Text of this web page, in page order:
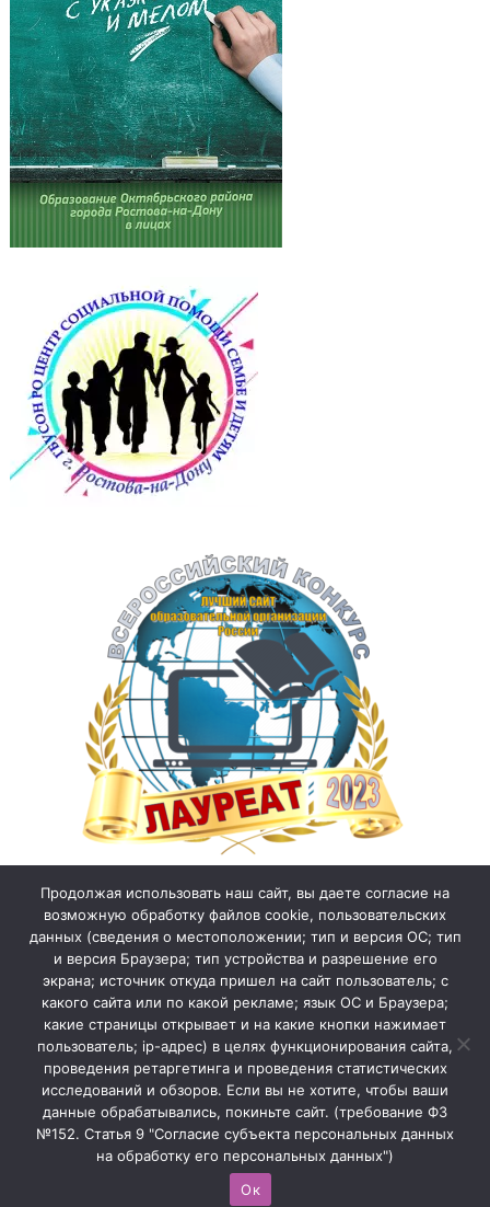
Официальный сайт МБОУ «Школа №75»
Продолжая использовать наш сайт, вы даете согласие на
возможную обработку файлов cookie, пользовательских
данных (сведения о местоположении; тип и версия ОС; тип
и версия Браузера; тип устройства и разрешение его
экрана; источник откуда пришел на сайт пользователь; с
какого сайта или по какой рекламе; язык ОС и Браузера;
какие страницы открывает и на какие кнопки нажимает
пользователь; ip-адрес) в целях функционирования сайта,
проведения ретаргетинга и проведения статистических
исследований и обзоров. Если вы не хотите, чтобы ваши
данные обрабатывались, покиньте сайт. (требование ФЗ
№152. Статья 9 "Согласие субъекта персональных данных
на обработку его персональных данных")
Ок